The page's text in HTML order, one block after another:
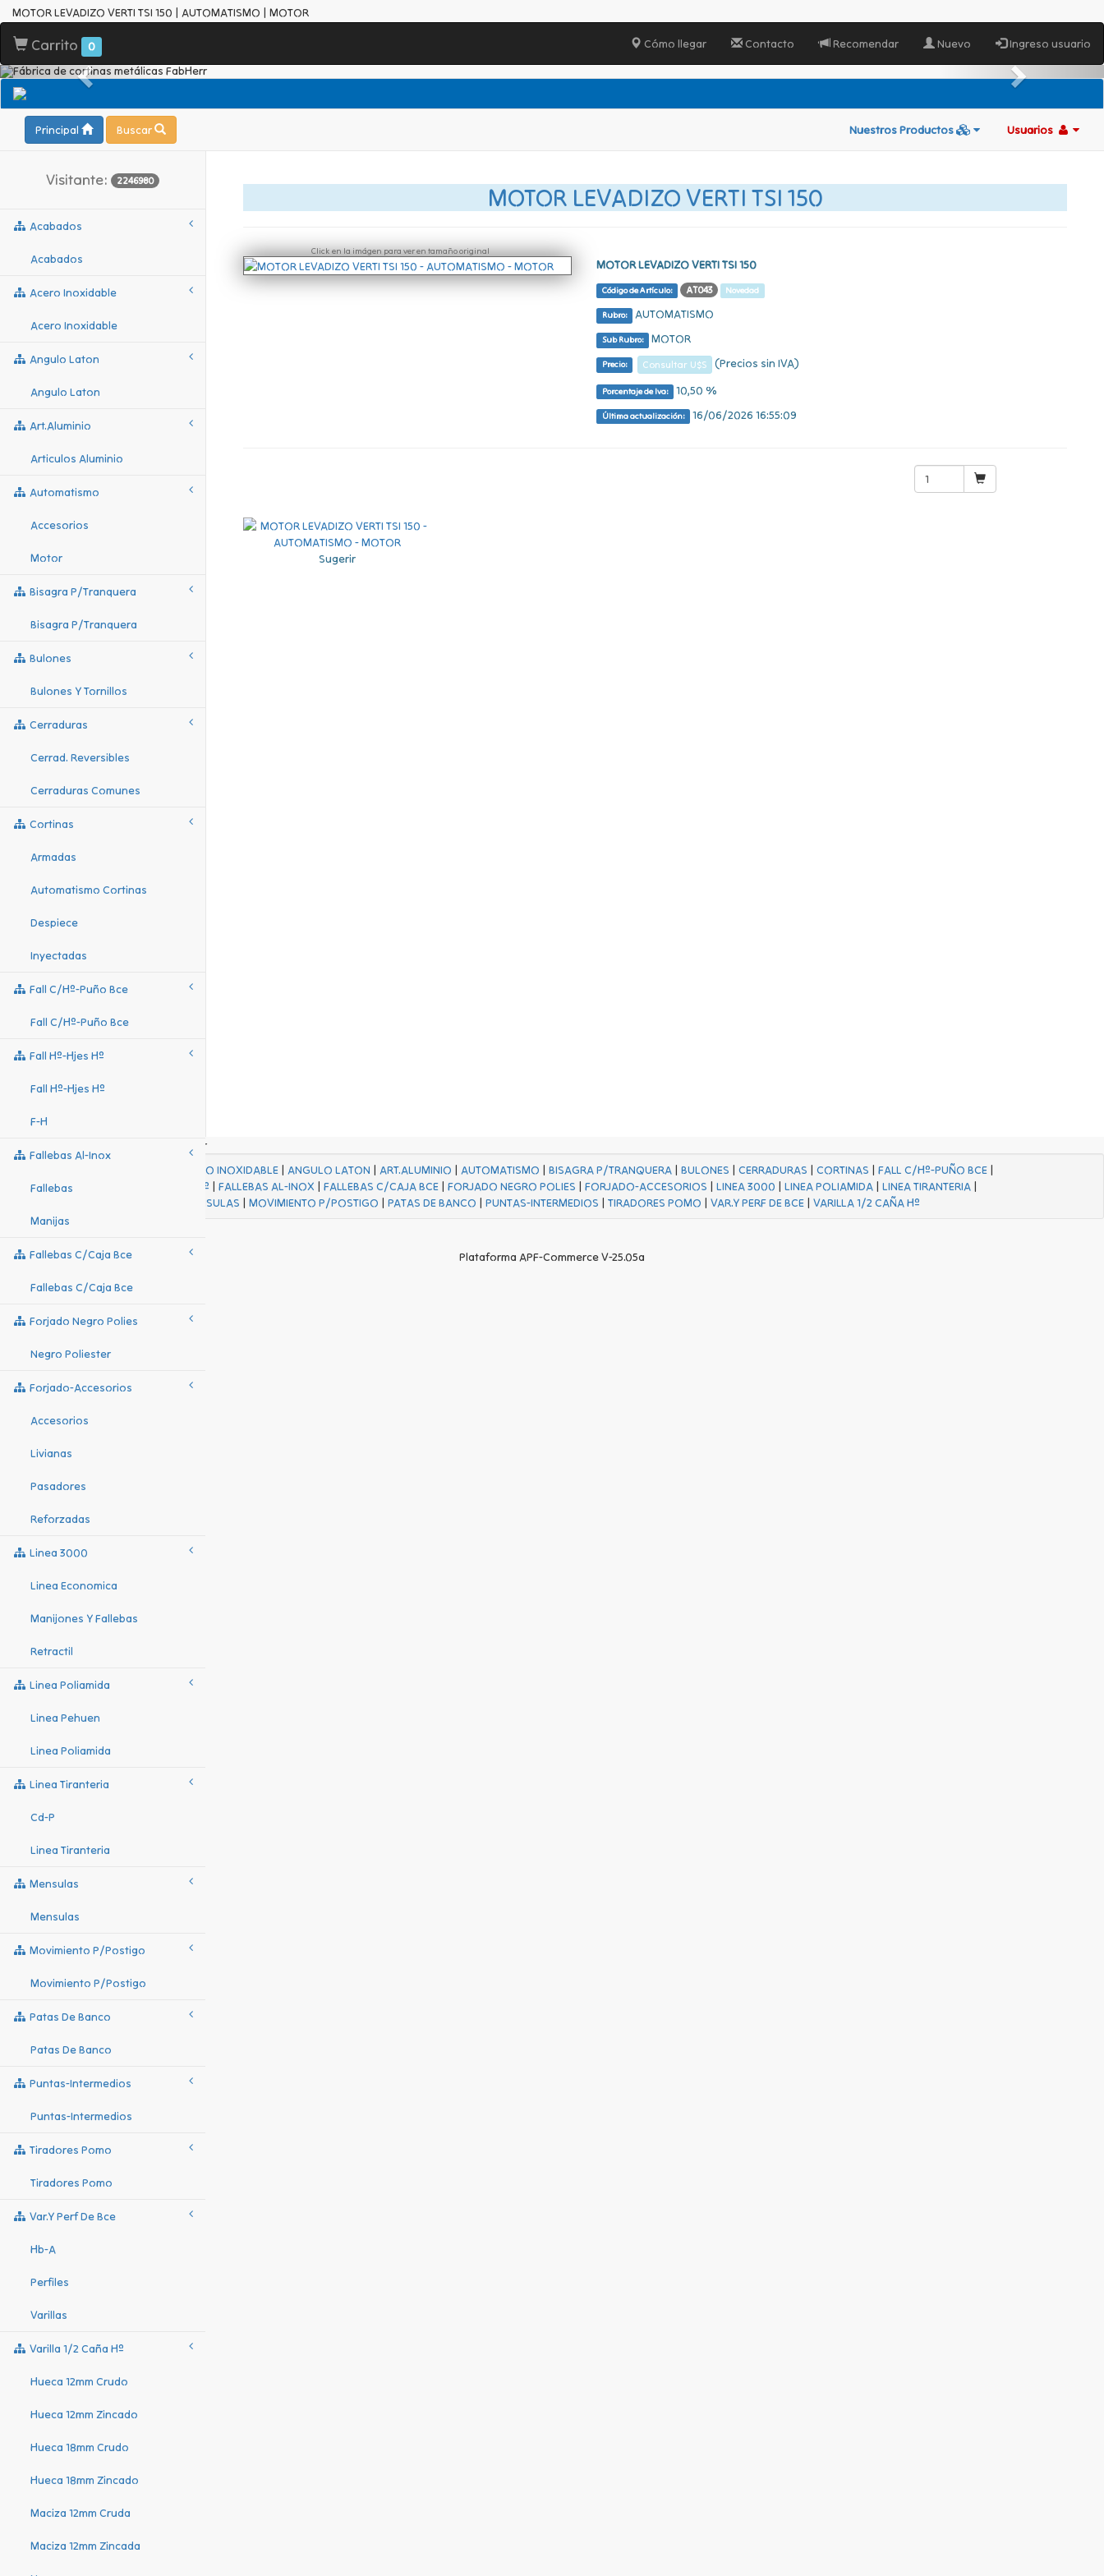
MOTOR LEVADIZO VERTI TSI 150 | AUTOMATISMO | MOTOR
Carrito 0 Cómo llegar Contacto Recomendar Nuevo Ingreso usuario
Principal Buscar Nuestros Productos Usuarios
Visitante: 2246980
Acabados
Acabados
Acero Inoxidable
Acero Inoxidable
Angulo Laton
Angulo Laton
Art.aluminio
Articulos Aluminio
Automatismo
Accesorios
Motor
Bisagra P/tranquera
Bisagra P/tranquera
Bulones
Bulones Y Tornillos
Cerraduras
Cerrad. Reversibles
Cerraduras Comunes
Cortinas
Armadas
Automatismo Cortinas
Despiece
Inyectadas
Fall C/hº-Puño Bce
Fall C/hº-Puño Bce
Fall Hº-Hjes Hº
Fall Hº-Hjes Hº
F-H
Fallebas Al-Inox
Fallebas
Manijas
Fallebas C/caja Bce
Fallebas C/caja Bce
Forjado Negro Polies
Negro Poliester
Forjado-Accesorios
Accesorios
Livianas
Pasadores
Reforzadas
Linea 3000
Linea Economica
Manijones Y Fallebas
Retractil
Linea Poliamida
Linea Pehuen
Linea Poliamida
Linea Tiranteria
Cd-P
Linea Tiranteria
Mensulas
Mensulas
Movimiento P/postigo
Movimiento P/postigo
Patas De Banco
Patas De Banco
Puntas-Intermedios
Puntas-Intermedios
Tiradores Pomo
Tiradores Pomo
Var.y Perf De Bce
Hb-A
Perfiles
Varillas
Varilla 1/2 Caña Hº
Hueca 12mm Crudo
Hueca 12mm Zincado
Hueca 18mm Crudo
Hueca 18mm Zincado
Maciza 12mm Cruda
Maciza 12mm Zincada
MOTOR LEVADIZO VERTI TSI 150
Click en la imágen para ver en tamaño original
MOTOR LEVADIZO VERTI TSI 150
Código de Artículo: AT043 Novedad
Rubro: AUTOMATISMO
Sub Rubro: MOTOR
Precio: Consultar U$S (Precios sin IVA)
Porcentaje de Iva: 10,50 %
Última actualización: 16/06/2026 16:55:09
Sugerir
ACERO INOXIDABLE| ANGULO LATON | ART.ALUMINIO | AUTOMATISMO | BISAGRA P/TRANQUERA| BULONES | CERRADURAS | CORTINAS | FALL C/Hº-PUÑO BCE|
FALL Hº-HJES Hº |FALLEBAS AL-INOX |FALLEBAS C/CAJA BCE |FORJADO NEGRO POLIES |FORJADO-ACCESORIOS |LINEA 3000 |LINEA POLIAMIDA |LINEA TIRANTERIA |
MENSULAS | MOVIMIENTO P/POSTIGO | PATAS DE BANCO | PUNTAS-INTERMEDIOS | TIRADORES POMO | VAR.Y PERF DE BCE| VARILLA 1/2 CAÑA Hº
Plataforma APF-Commerce V-25.05a